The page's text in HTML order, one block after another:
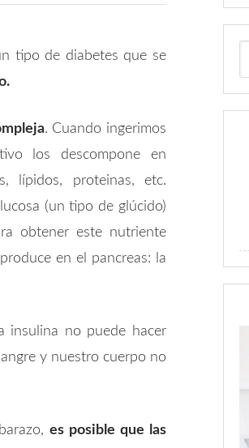
tipo de diabetes que se
. Cuando ingerimos
los descompone en
lípidos, proteinas, etc.
(un tipo de glúcido)
obtener este nutriente
en el pancreas: la
insulina no puede hacer
y nuestro cuerpo no
es posible que las